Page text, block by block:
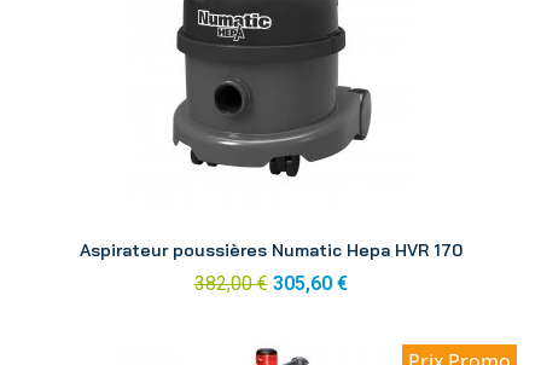
Aspirateur poussières Numatic Hepa HVR 170
382,00 € 305,60 €